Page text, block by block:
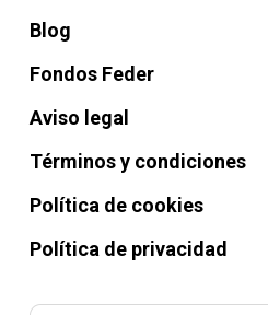
Blog
Fondos Feder
Aviso legal
Términos y condiciones
Política de cookies
Política de privacidad